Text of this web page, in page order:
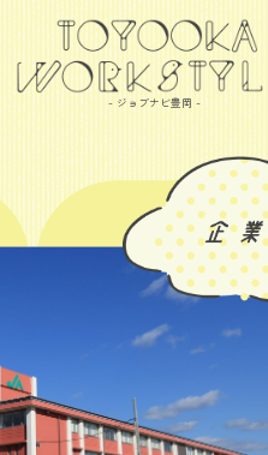
- ジョブナビ豊岡 -